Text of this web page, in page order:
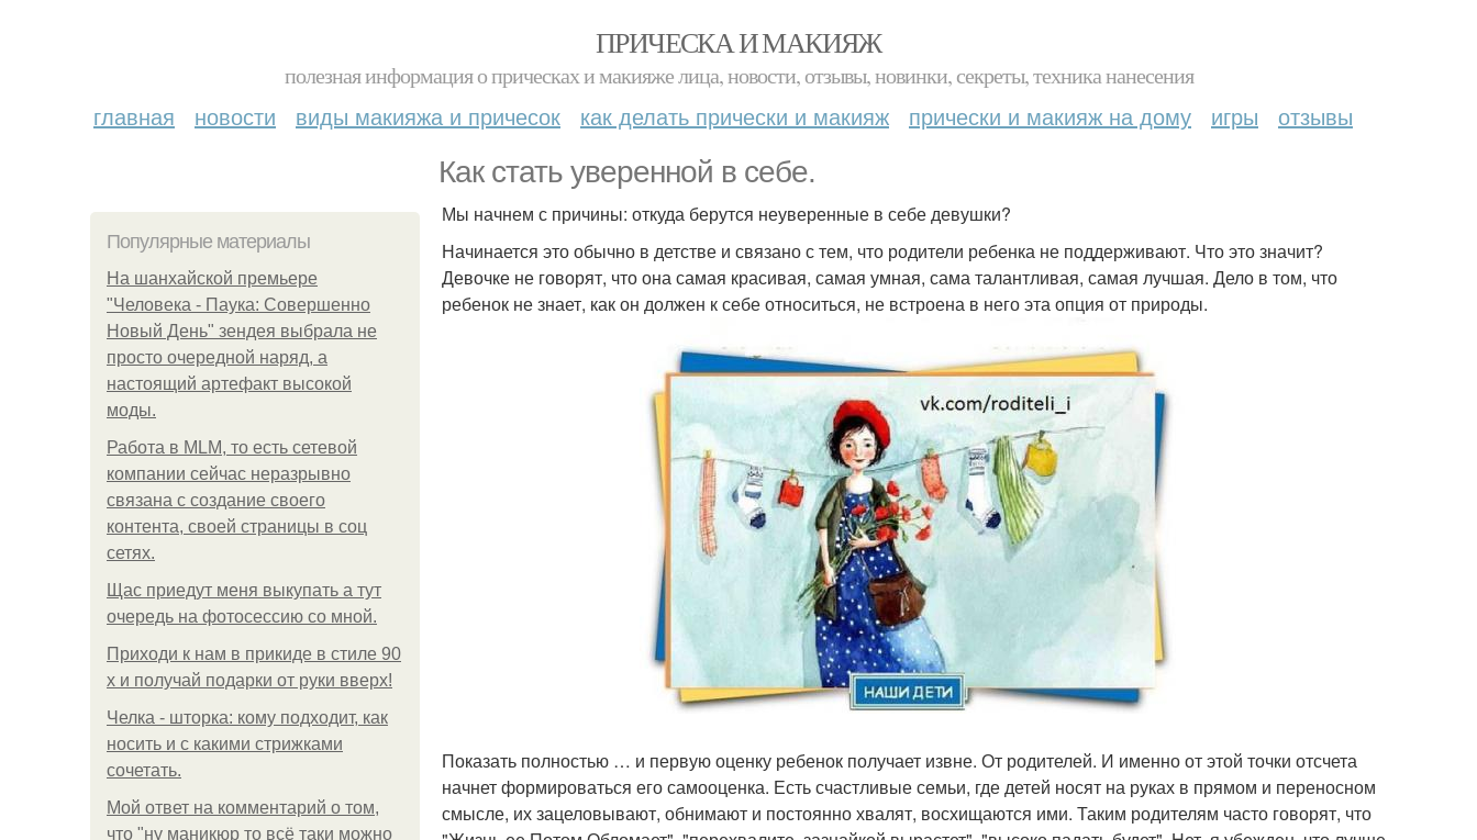
ПРИЧЕСКА И МАКИЯЖ
полезная информация о прическах и макияже лица, новости, отзывы, новинки, секреты, техника нанесения
главная новости виды макияжа и причесок как делать прически и макияж прически и макияж на дому игры отзывы
Как стать уверенной в себе.
Популярные материалы
На шанхайской премьере
"Человека - Паука: Совершенно
Новый День" зендея выбрала не
просто очередной наряд, а
настоящий артефакт высокой
моды.
Работа в MLM, то есть сетевой
компании сейчас неразрывно
связана с создание своего
контента, своей страницы в соц
сетях.
Щас приедут меня выкупать а тут
очередь на фотосессию со мной.
Приходи к нам в прикиде в стиле 90
х и получай подарки от руки вверх!
Челка - шторка: кому подходит, как
носить и с какими стрижками
сочетать.
Мой ответ на комментарий о том,
что "ну маникюр то всё таки можно
Мы начнем с причины: откуда берутся неуверенные в себе девушки?
Начинается это обычно в детстве и связано с тем, что родители ребенка не поддерживают. Что это значит?
Девочке не говорят, что она самая красивая, самая умная, сама талантливая, самая лучшая. Дело в том, что
ребенок не знает, как он должен к себе относиться, не встроена в него эта опция от природы.
Показать полностью … и первую оценку ребенок получает извне. От родителей. И именно от этой точки отсчета
начнет формироваться его самооценка. Есть счастливые семьи, где детей носят на руках в прямом и переносном
смысле, их зацеловывают, обнимают и постоянно хвалят, восхищаются ими. Таким родителям часто говорят, что